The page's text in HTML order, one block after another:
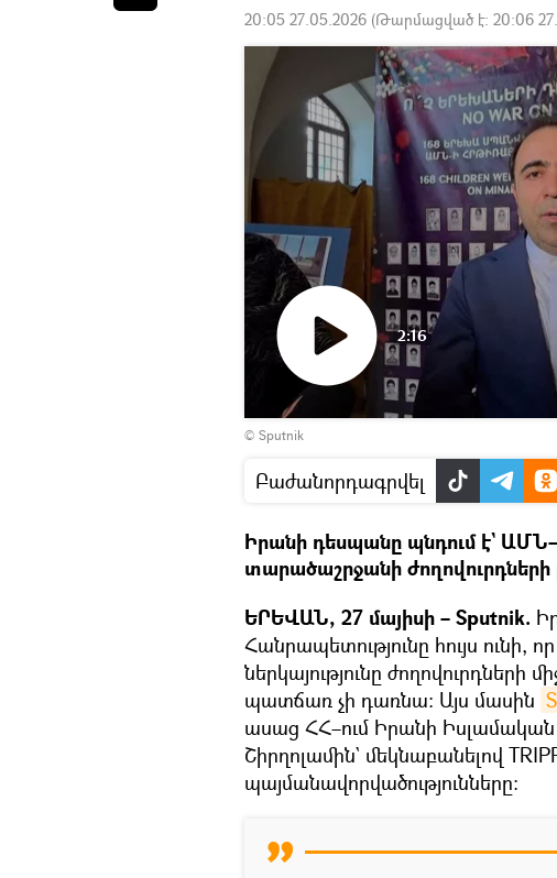
20:05 27.05.2026 (Թարմացված է: 20:06
Դիտել
2:16
© Sputnik
Բաժանորդագրվել
Իրանի դեսպանը պնդում է`
տարածաշրջանի ժողովուրդների
ԵՐԵՎԱՆ, 27 մայիսի – Sputnik.
Հանրապետությունը հույս ունի,
ներկայությունը
պատճառ չի դառնա։ Այս մասին
ասաց ՀՀ–ում Իրանի
Շիրղոլամին` մեկնաբանելով
պայմանավորվածությունները։